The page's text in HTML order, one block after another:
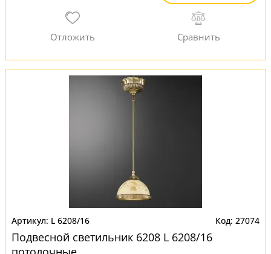
L 6208/16 27074
Подвесной светильник 6208 L 6208/16